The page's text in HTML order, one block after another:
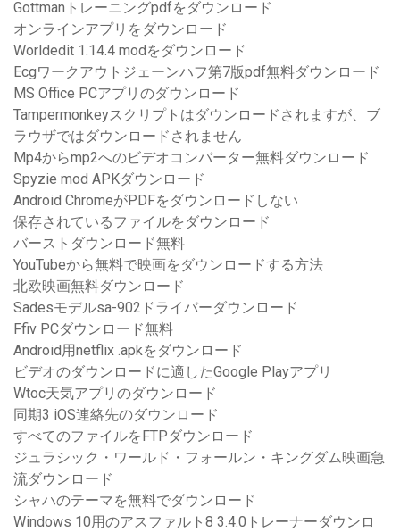
Gottmanトレーニングpdfをダウンロード
オンラインアプリをダウンロード
Worldedit 1.14.4 modをダウンロード
Ecgワークアウトジェーンハフ第7版pdf無料ダウンロード
MS Office PCアプリのダウンロード
Tampermonkeyスクリプトはダウンロードされますが、ブ
ラウザではダウンロードされません
Mp4からmp2へのビデオコンバーター無料ダウンロード
Spyzie mod APKダウンロード
Android ChromeがPDFをダウンロードしない
保存されているファイルをダウンロード
バーストダウンロード無料
YouTubeから無料で映画をダウンロードする方法
北欧映画無料ダウンロード
Sadesモデルsa-902ドライバーダウンロード
Ffiv PCダウンロード無料
Android用netflix .apkをダウンロード
ビデオのダウンロードに適したGoogle Playアプリ
Wtoc天気アプリのダウンロード
同期3 iOS連絡先のダウンロード
すべてのファイルをFTPダウンロード
ジュラシック・ワールド・フォールン・キングダム映画急
流ダウンロード
シャハのテーマを無料でダウンロード
Windows 10用のアスファルト8 3.4.0トレーナーダウンロ